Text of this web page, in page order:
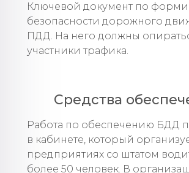
Ключевой документ по
безопасности дорожного
ПДД. На него должны
участники трафика.
Средства
Работа по обеспечению БДД
в кабинете, который
предприятиях со штатом
более 50 человек. В